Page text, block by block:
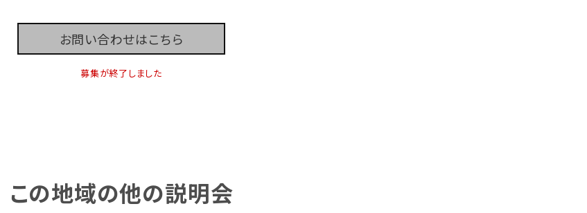
お問い合わせはこちら
募集が終了しました
この地域の他の説明会